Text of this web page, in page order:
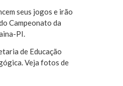
seus jogos e irão
Campeonato da
PI.
de Educação
Veja fotos de